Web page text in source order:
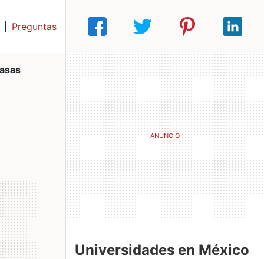
Preguntas
Universidades en México